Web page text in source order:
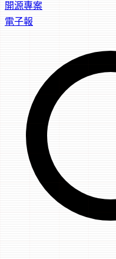
開源專案
電子報